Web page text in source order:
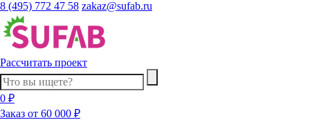
8 (495) 772 47 58 zakaz@sufab.ru
Рассчитать проект
0 ₽
Заказ от 60 000 ₽